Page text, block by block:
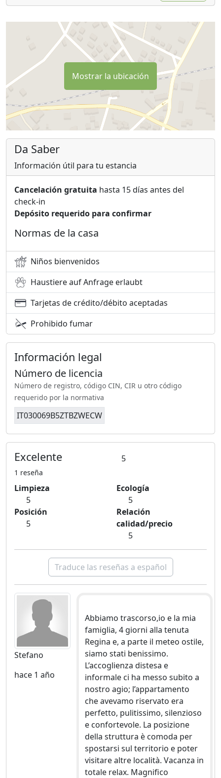
Mostrar la ubicación
Da Saber
Información útil para tu estancia
Cancelación gratuita hasta 15 días antes del
check-in
Depósito requerido para confirmar
Normas de la casa
Niños bienvenidos
Haustiere auf Anfrage erlaubt
Tarjetas de crédito/débito aceptadas
Prohibido fumar
Información legal
Número de licencia
Número de registro, código CIN, CIR u otro código
requerido por la normativa
IT030069B5ZTBZWECW
Excelente 5
1 reseña
Limpieza
5
Ecología
5
Posición
5
Relación
calidad/precio
5
Traduce las reseñas a español
Stefano
hace 1 año
Abbiamo trascorso,io e la mia
famiglia, 4 giorni alla tenuta
Regina e, a parte il meteo ostile,
siamo stati benissimo.
L’accoglienza distesa e
informale ci ha messo subito a
nostro agio; l’appartamento
che avevamo riservato era
perfetto, pulitissimo, silenzioso
e confortevole. La posizione
della struttura è comoda per
spostarsi sul territorio e poter
visitare altre località. Vacanza in
totale relax. Magnifico